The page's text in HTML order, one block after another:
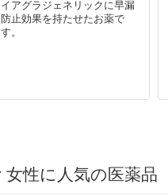
イアグラジェネリックに早漏
防止効果を持たせたお薬で
す。
女性に人気の医薬品